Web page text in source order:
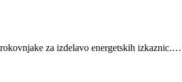
za izdelavo energetskih izkaznic.…